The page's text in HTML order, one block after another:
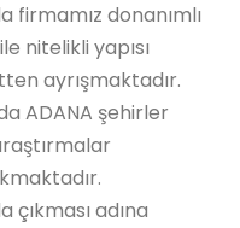
donanımlı
nitelikli yapısı
ayrışmaktadır.
ADANA şehirler
çıkması adına